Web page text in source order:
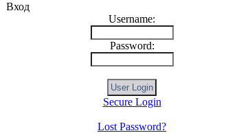
Вход
Username:
Password:
Secure Login
Lost Password?